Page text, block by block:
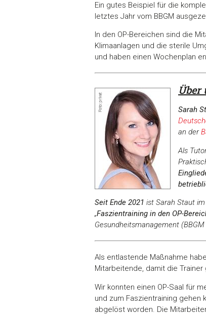
Ein gutes Beispiel für die
letztes Jahr vom BBGM
In den OP-Bereichen sind die
Klimaanlagen und die sterile
und haben einen Wochenplan
Sarah
an der
Als
Seit Ende 2021 ist Sarah Staut
„Faszientraining in den OP-
Gesundheitsmanagement (BBGM
Als entlastende Maßnahme
Mitarbeitende, damit die
Wir konnten einen OP-Saal für
und zum Faszientraining gehen
abgelöst worden. Die